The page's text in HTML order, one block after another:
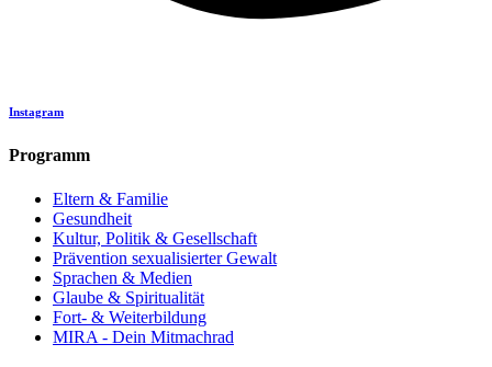
Instagram
Programm
Eltern & Familie
Gesundheit
Kultur, Politik & Gesellschaft
Prävention sexualisierter Gewalt
Sprachen & Medien
Glaube & Spiritualität
Fort- & Weiterbildung
MIRA - Dein Mitmachrad